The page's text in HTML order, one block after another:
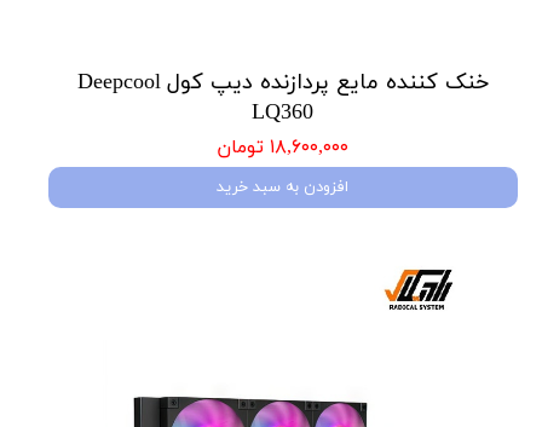
خنک کننده مایع پردازنده دیپ کول Deepcool
LQ360
۱۸,۶۰۰,۰۰۰ تومان
افزودن به سبد خرید